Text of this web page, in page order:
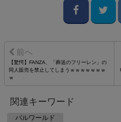
【驚愕】FANZA、「葬送のフリーレン」の
同人販売を禁止してしまうｗｗｗｗｗｗｗ
ｗ
関連キーワード
パルワールド